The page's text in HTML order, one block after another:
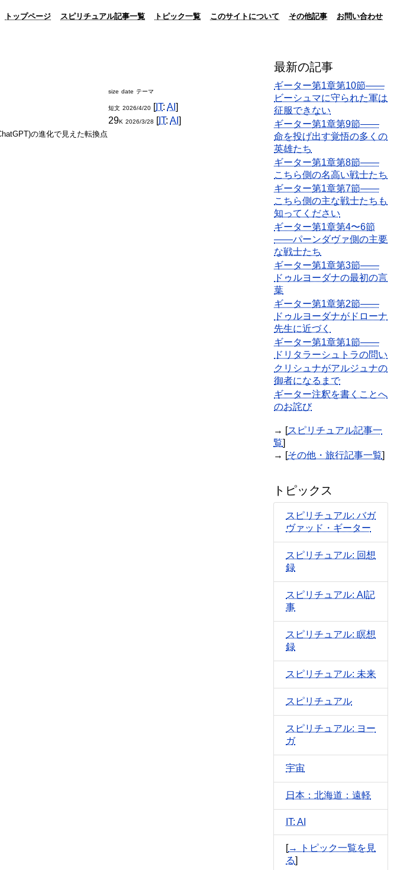
トップページ スピリチュアル記事一覧 トピック一覧 このサイトについて その他記事 お問い合わせ
size date テーマ
短文 2026/4/20 [IT: AI ]
29K 2026/3/28 [IT: AI ]
の進化で見えた転換点
最新の記事
ギーター第1章第10節――
ビーシュマに守られた軍は
征服できない
ギーター第1章第9節――
命を投げ出す覚悟の多くの
英雄たち
ギーター第1章第8節――
こちら側の名高い戦士たち
ギーター第1章第7節――
こちら側の主な戦士たちも
知ってください
ギーター第1章第4〜6節
――パーンダヴァ側の主要
な戦士たち
ギーター第1章第3節――
ドゥルヨーダナの最初の言
葉
ギーター第1章第2節――
ドゥルヨーダナがドローナ
先生に近づく
ギーター第1章第1節――
ドリタラーシュトラの問い
クリシュナがアルジュナの
御者になるまで
ギーター注釈を書くことへ
のお詫び
→ [スピリチュアル記事一
覧]
→ [その他・旅行記事一覧]
トピックス
スピリチュアル: バガ
ヴァッド・ギーター
スピリチュアル: 回想
録
スピリチュアル: AI記
事
スピリチュアル: 瞑想
録
スピリチュアル: 未来
スピリチュアル
スピリチュアル: ヨー
ガ
宇宙
日本：北海道：遠軽
IT: AI
[→ トピック一覧を見
る]